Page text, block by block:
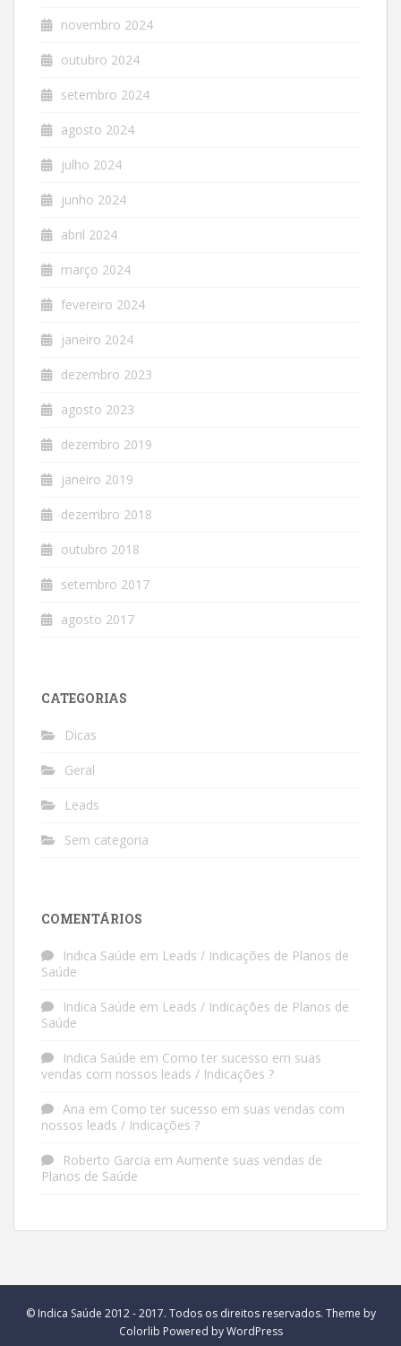
novembro 2024
outubro 2024
setembro 2024
agosto 2024
julho 2024
junho 2024
abril 2024
março 2024
fevereiro 2024
janeiro 2024
dezembro 2023
agosto 2023
dezembro 2019
janeiro 2019
dezembro 2018
outubro 2018
setembro 2017
agosto 2017
CATEGORIAS
Dicas
Geral
Leads
Sem categoria
COMENTÁRIOS
Indica Saúde em Leads / Indicações de Planos de
Saúde
Indica Saúde em Leads / Indicações de Planos de
Saúde
Indica Saúde em Como ter sucesso em suas
vendas com nossos leads / Indicações ?
Ana em Como ter sucesso em suas vendas com
nossos leads / Indicações ?
Roberto Garcia em Aumente suas vendas de
Planos de Saúde
© Indica Saúde 2012 - 2017. Todos os direitos reservados. Theme by
Colorlib Powered byWordPress